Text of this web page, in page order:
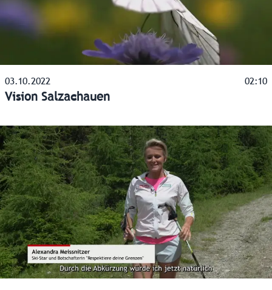
03.10.2022 02:10
Vision Salzachauen